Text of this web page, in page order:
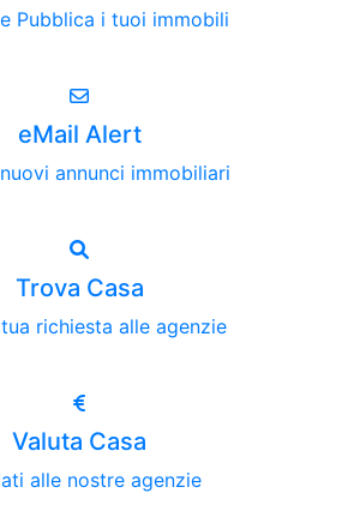
Pubblica i tuoi immobili
eMail Alert
annunci immobiliari
Trova Casa
richiesta alle agenzie
Valuta Casa
alle nostre agenzie